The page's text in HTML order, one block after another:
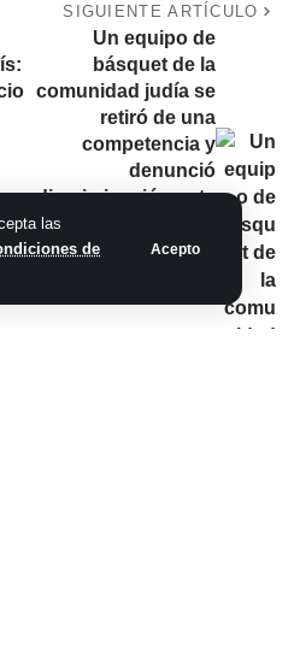
las
de
Acepto
SIGUIENTE ARTÍCULO
Un equipo de
básquet de la
comunidad judía se
retiró de una
competencia y
denunció
discriminación ante
triste y miserable